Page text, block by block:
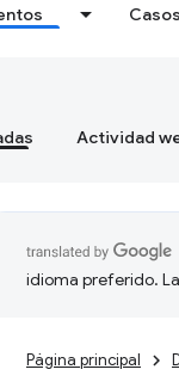
Actividad
idioma preferido.
Página principal